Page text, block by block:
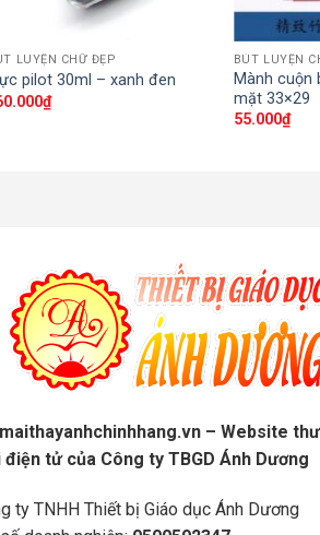
LUYỆN CHỮ ĐẸP
pilot 30ml – xanh đen
₫
BÚT LUYỆN
Mành cuộn
mặt 33×29
55.000₫
– Website
điện tử của Công ty TBGD Ánh Dương
ty TNHH Thiết bị Giáo dục Ánh Dương